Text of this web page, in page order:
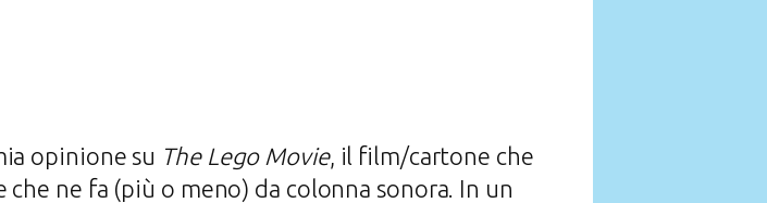
opinione su The Lego Movie, il film/cartone che
ne fa (più o meno) da colonna sonora. In un